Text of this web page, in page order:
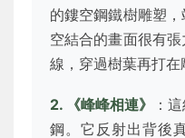
的鏤空鋼鐵樹雕塑
空結合的畫面很有
線，穿過樹葉再打在
2. 《峰峰相連》
：
鋼。它反射出背後